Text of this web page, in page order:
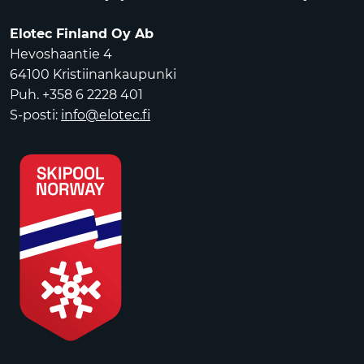
Elotec Finland Oy Ab
Hevoshaantie 4
64100 Kristiinankaupunki
Puh. +358 6 2228 401
S-posti: info@elotec.fi